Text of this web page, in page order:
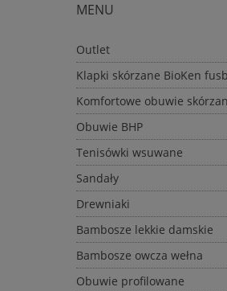
MENU
Outlet
Klapki skórzane BioKen
Komfortowe obuwie
Obuwie BHP
Tenisówki wsuwane
Sandały
Drewniaki
Bambosze lekkie damskie
Bambosze owcza wełna
Obuwie profilowane